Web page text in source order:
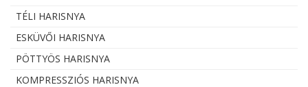
TÉLI HARISNYA
ESKÜVŐI HARISNYA
PÖTTYÖS HARISNYA
KOMPRESSZIÓS HARISNYA